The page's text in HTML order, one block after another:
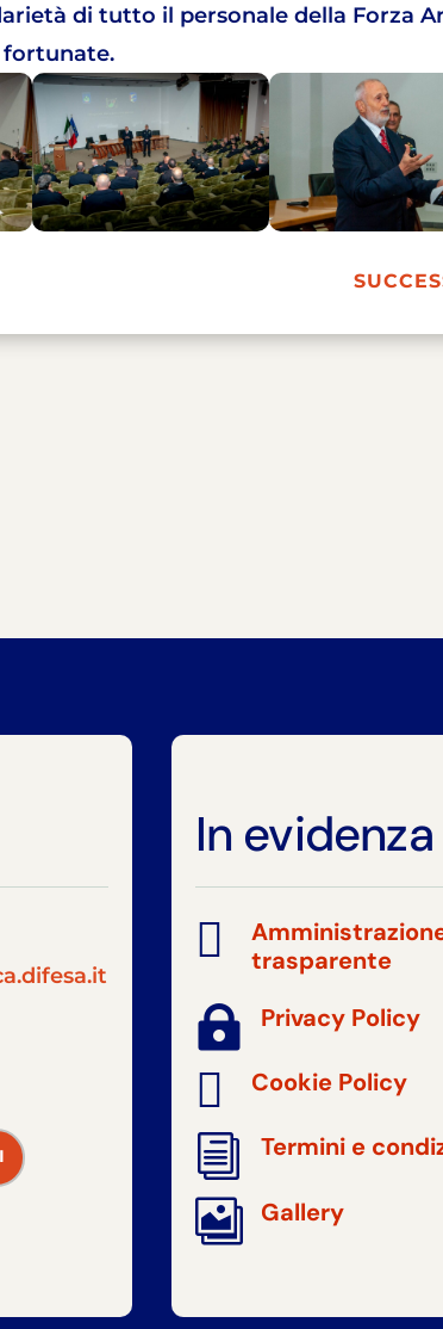
di tutto il personale della Forza
In evidenza

trasparente
 Privacy Policy
 Cookie Policy
i Termini e
 Gallery